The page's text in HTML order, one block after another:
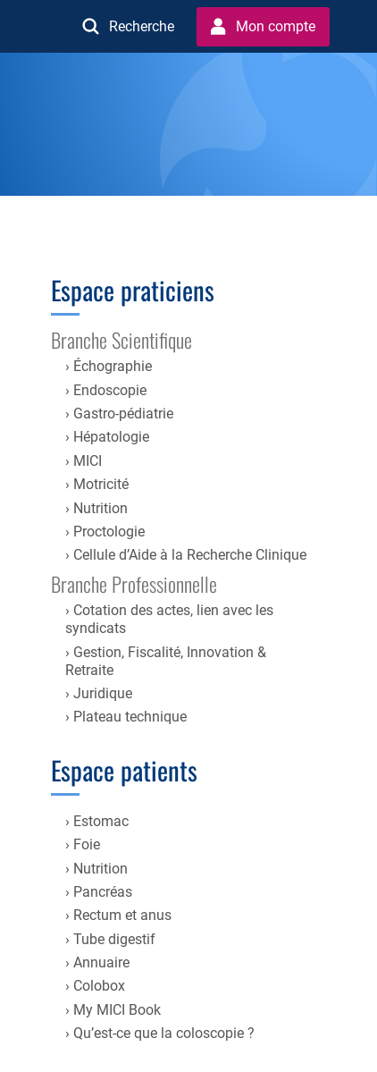
Recherche Mon compte
Espace praticiens
Branche Scientifique
Échographie
Endoscopie
Gastro-pédiatrie
Hépatologie
MICI
Motricité
Nutrition
Proctologie
Cellule d’Aide à la Recherche Clinique
Branche Professionnelle
Cotation des actes, lien avec les
syndicats
Gestion, Fiscalité, Innovation &
Retraite
Juridique
Plateau technique
Espace patients
Estomac
Foie
Nutrition
Pancréas
Rectum et anus
Tube digestif
Annuaire
Colobox
My MICI Book
Qu’est-ce que la coloscopie ?